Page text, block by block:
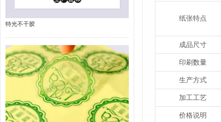
特光不干胶
纸张特点
成品尺寸
印刷数量
生产方式
加工工艺
价格说明